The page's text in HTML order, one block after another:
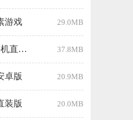
游戏 29.0MB
叫你不听话2手机直装版 37.8MB
卓版 20.9MB
装版 20.0MB